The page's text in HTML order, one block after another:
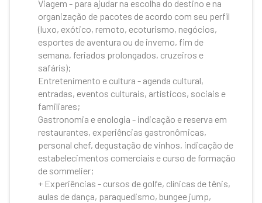
Viagem - para ajudar na escolha do destino e na
organização de pacotes de acordo com seu perfil
(luxo, exótico, remoto, ecoturismo, negócios,
esportes de aventura ou de inverno, fim de
semana, feriados prolongados, cruzeiros e
safáris);
Entretenimento e cultura - agenda cultural,
entradas, eventos culturais, artísticos, sociais e
familiares;
Gastronomia e enologia - indicação e reserva em
restaurantes, experiências gastronômicas,
personal chef, degustação de vinhos, indicação de
estabelecimentos comerciais e curso de formação
de sommelier;
+ Experiências - cursos de golfe, clínicas de tênis,
aulas de dança, paraquedismo, bungee jump,